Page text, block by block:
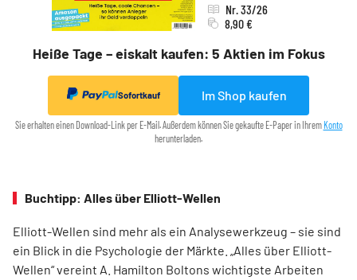
Heiße Tage – eiskalt kaufen: 5 Aktien im Fokus
Nr. 33/26
8,90 €
Sofortkauf Im Shop kaufen
Sie erhalten einen Download-Link per E-Mail. Außerdem können Sie gekaufte E-Paper in Ihrem Konto
herunterladen.
Buchtipp: Alles über Elliott-Wellen
Elliott-Wellen sind mehr als ein Analysewerkzeug – sie sind
ein Blick in die Psychologie der Märkte. „Alles über Elliott-
Wellen“ vereint A. Hamilton Boltons wichtigste Arbeiten